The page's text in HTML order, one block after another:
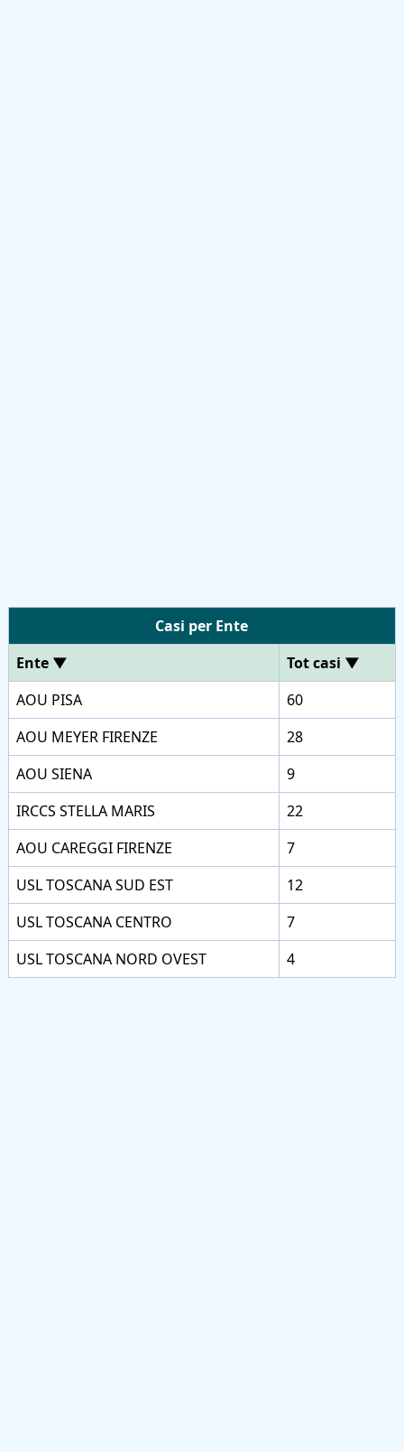
Casi per Ente
Ente ▼ Tot casi ▼
AOU PISA
60
AOU MEYER FIRENZE
28
AOU SIENA
9
IRCCS STELLA MARIS
22
AOU CAREGGI FIRENZE
7
USL TOSCANA SUD EST
12
USL TOSCANA CENTRO
7
USL TOSCANA NORD OVEST
4